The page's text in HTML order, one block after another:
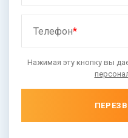
Телефон*
Нажимая эту кнопку вы